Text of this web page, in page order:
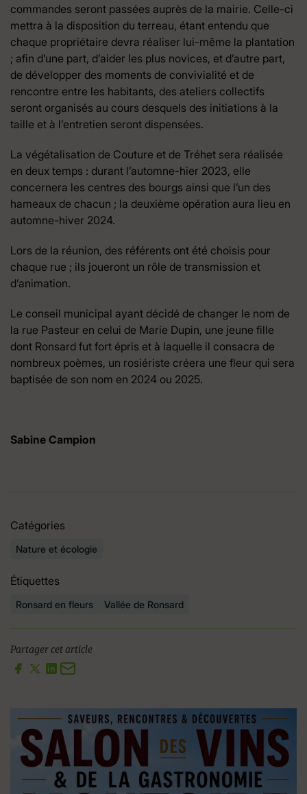
commandes seront passées auprès de la mairie. Celle-ci
mettra à la disposition du terreau, étant entendu que
chaque propriétaire devra réaliser lui-même la plantation
; afin d’une part, d’aider les plus novices, et d’autre part,
de développer des moments de convivialité et de
rencontre entre les habitants, des ateliers collectifs
seront organisés au cours desquels des initiations à la
taille et à l’entretien seront dispensées.
La végétalisation de Couture et de Tréhet sera réalisée
en deux temps : durant l’automne-hier 2023, elle
concernera les centres des bourgs ainsi que l’un des
hameaux de chacun ; la deuxième opération aura lieu en
automne-hiver 2024.
Lors de la réunion, des référents ont été choisis pour
chaque rue ; ils joueront un rôle de transmission et
d’animation.
Le conseil municipal ayant décidé de changer le nom de
la rue Pasteur en celui de Marie Dupin, une jeune fille
dont Ronsard fut fort épris et à laquelle il consacra de
nombreux poèmes, un rosiériste créera une fleur qui sera
baptisée de son nom en 2024 ou 2025.
Sabine Campion
Catégories
Nature et écologie
Étiquettes
Ronsard en fleurs Vallée de Ronsard
Partager cet article